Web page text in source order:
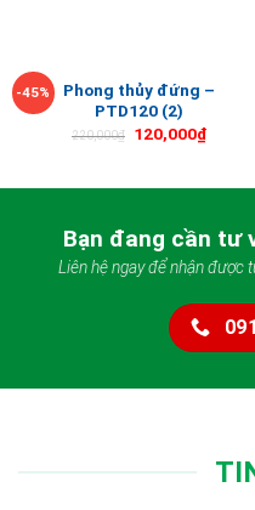
-45%
Phong thủy đứng –
PTD120 (2)
220,000₫ 120,000₫
Bạn đang cần tư
Liên hệ ngay để nhận được